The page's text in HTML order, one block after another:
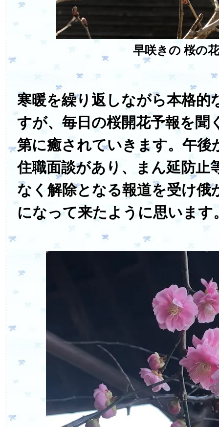
早咲きの 桜の
寒暖を繰り返しながら本格的
すが、毎日の桜開花予報を聞
第に癒されていきます。午後
住職面談があり、まん延防止
なく解除となる報道を受け俄
になって来たように思います